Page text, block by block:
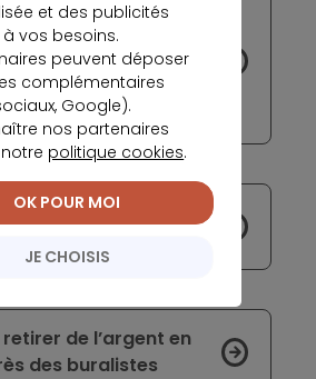
certains clients
plus utiliser
Visa émise en
pour leurs achats
: une mutation
de l’argent en
des buralistes
et des publicités
vos besoins.
peuvent déposer
complémentaires
Google).
nos partenaires
politique cookies.
JE CHOISIS
OK POUR MOI